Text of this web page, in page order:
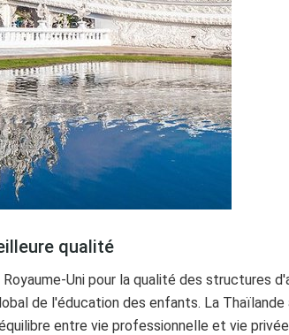
qualité
Uni pour la qualité des structures
de l'éducation des enfants. La Thaïlande
entre vie professionnelle et vie